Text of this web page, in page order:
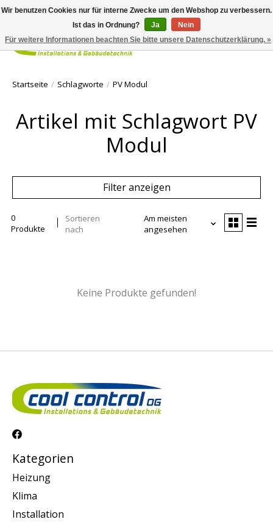
Ihr
Startseite / Schlagworte / PV Modul
Artikel mit Schlagwort PV
Modul
Filter anzeigen
0
Produkte
Sortieren
nach
Am meisten
angesehen
Keine Produkte gefunden!
Kategorien
Heizung
Klima
Installation
Wir benutzen Cookies nur für interne Zwecke um den Webshop zu verbessern.
Ist das in Ordnung?
Ja
Nein
Für weitere Informationen beachten Sie bitte unsere Datenschutzerklärung. »